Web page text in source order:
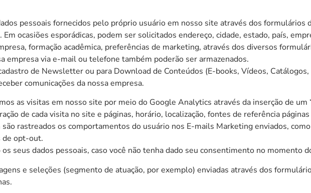
pessoais fornecidos pelo próprio usuário em nosso site através dos formulários
ocasiões esporádicas, podem ser solicitados endereço, cidade, estado, país,
formação acadêmica, preferências de marketing, através dos diversos
empresa via e-mail ou telefone também poderão ser armazenados.
de Newsletter ou para Download de Conteúdos (E-books, Vídeos,
comunicações da nossa empresa.
as visitas em nosso site por meio do Google Analytics através da inserção de um
de cada visita no site e páginas, horário, localização, fontes de referência
rastreados os comportamentos do usuário nos E-mails Marketing enviados,
de opt-out.
seus dados pessoais, caso você não tenha dado seu consentimento no momento
e seleções (segmento de atuação, por exemplo) enviadas através dos